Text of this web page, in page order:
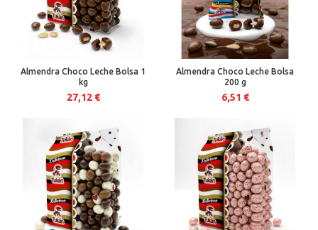
Almendra Choco Leche Bolsa 1
kg
27,12 €
Almendra Choco Leche Bolsa
200 g
6,51 €